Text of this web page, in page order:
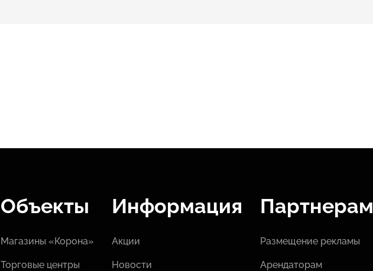
Объекты
Магазины «Корона»
Торговые центры
Информация
Акции
Новости
Партнерам
Размещение рекламы
Арендаторам